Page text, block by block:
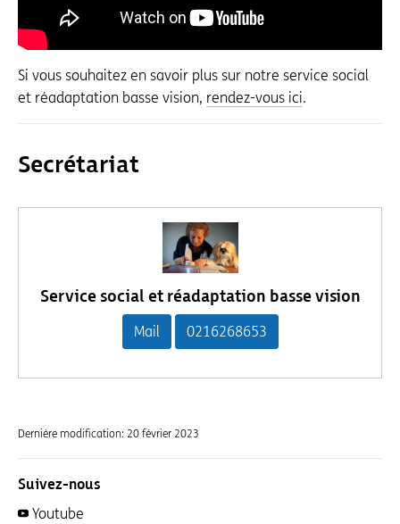
Si vous souhaitez en savoir plus sur notre service social
et réadaptation basse vision, rendez-vous ici.
Secrétariat
Service social et réadaptation basse vision
Mail 0216268653
Dernière modification: 20 février 2023
Suivez-nous
Youtube